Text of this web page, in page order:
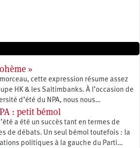
»
cette expression résume assez
HK & les Saltimbanks. À l’occasion de
d’été du NPA, nous nous…
: petit bémol
a été un succès tant en termes de
de débats. Un seul bémol toutefois : la
politiques à la gauche du Parti…